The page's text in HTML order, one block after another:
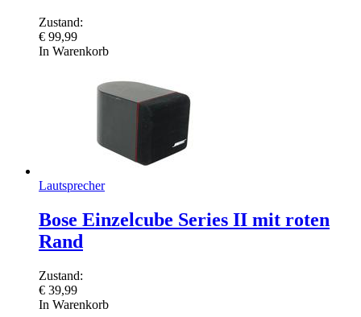
Zustand:
€ 99,99
In Warenkorb
Lautsprecher
Bose Einzelcube Series II mit roten
Rand
Zustand:
€ 39,99
In Warenkorb